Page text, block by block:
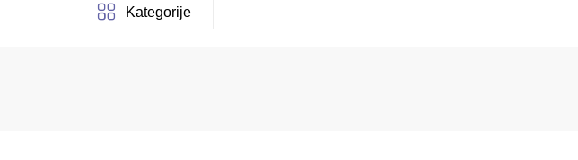
Kategorije